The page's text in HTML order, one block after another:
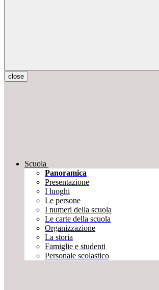
close
Scuola
Panoramica
Presentazione
I luoghi
Le persone
I numeri della scuola
Le carte della scuola
Organizzazione
La storia
Famiglie e studenti
Personale scolastico